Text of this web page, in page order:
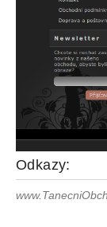
Odkazy: